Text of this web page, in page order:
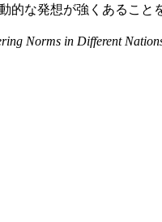
な発想が強くあること
Norms in Different